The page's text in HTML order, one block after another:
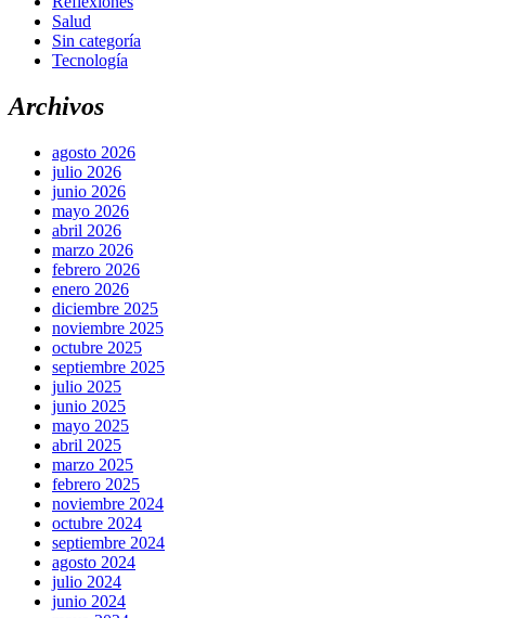
Salud
Sin categoría
Tecnología
Archivos
agosto 2026
julio 2026
junio 2026
mayo 2026
abril 2026
marzo 2026
febrero 2026
enero 2026
diciembre 2025
noviembre 2025
octubre 2025
septiembre 2025
julio 2025
junio 2025
mayo 2025
abril 2025
marzo 2025
febrero 2025
noviembre 2024
octubre 2024
septiembre 2024
agosto 2024
julio 2024
junio 2024